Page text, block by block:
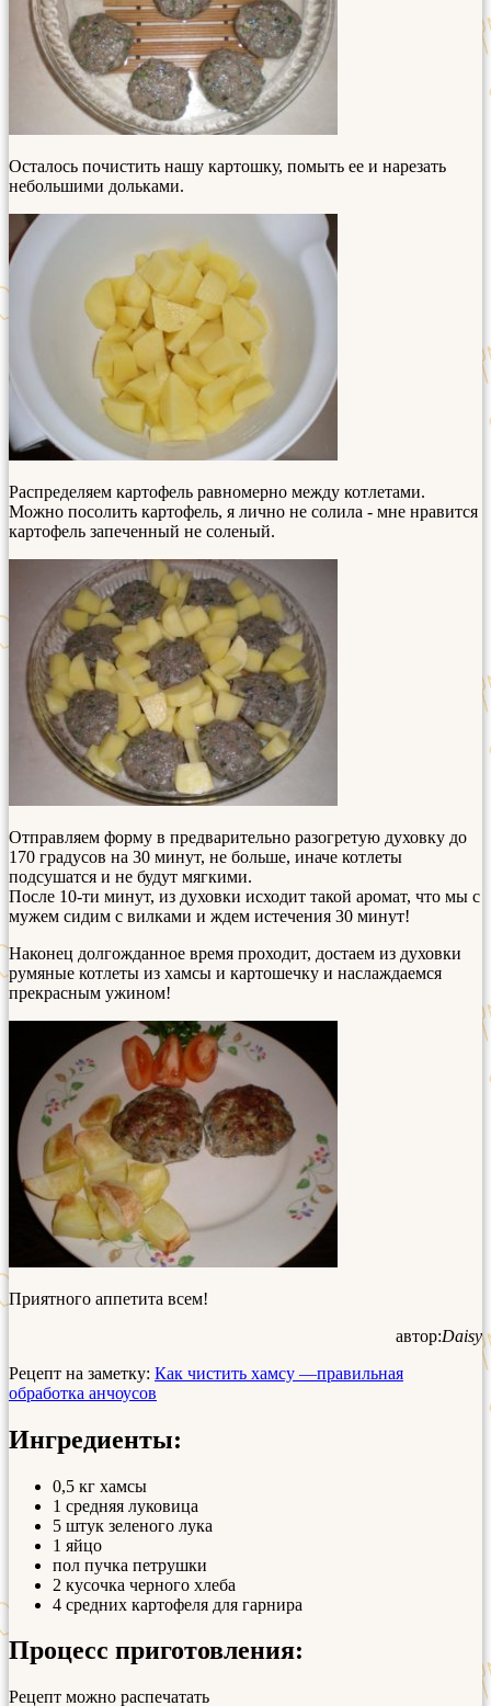
Осталось почистить нашу картошку, помыть ее и нарезать
небольшими дольками.
Распределяем картофель равномерно между котлетами.
Можно посолить картофель, я лично не солила - мне нравится
картофель запеченный не соленый.
Отправляем форму в предварительно разогретую духовку до
170 градусов на 30 минут, не больше, иначе котлеты
подсушатся и не будут мягкими.
После 10-ти минут, из духовки исходит такой аромат, что мы с
мужем сидим с вилками и ждем истечения 30 минут!
Наконец долгожданное время проходит, достаем из духовки
румяные котлеты из хамсы и картошечку и наслаждаемся
прекрасным ужином!
Приятного аппетита всем!
автор:Daisy
Рецепт на заметку: Как чистить хамсу —правильная
обработка анчоусов
Ингредиенты:
0,5 кг хамсы
1 средняя луковица
5 штук зеленого лука
1 яйцо
пол пучка петрушки
2 кусочка черного хлеба
4 средних картофеля для гарнира
Процесс приготовления:
Рецепт можно распечатать